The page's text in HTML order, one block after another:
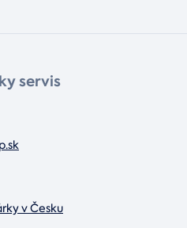
servis
v Česku